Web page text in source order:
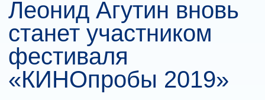
Леонид Агутин вновь
станет участником
фестиваля
«КИНОпробы 2019»